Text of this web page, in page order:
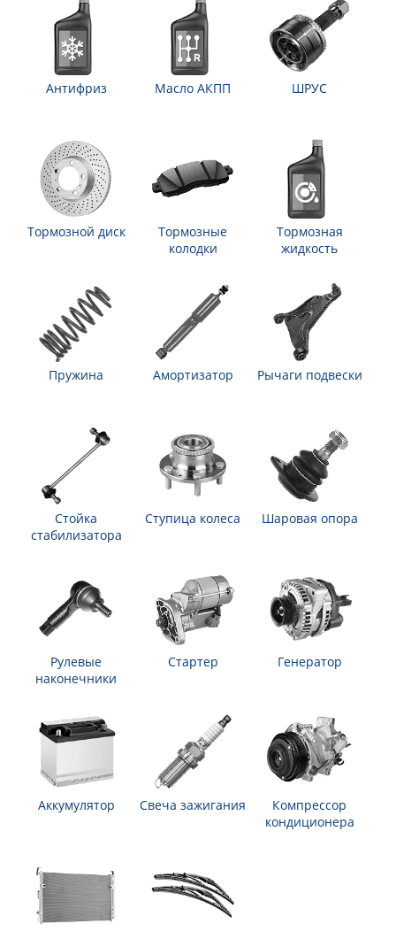
Антифриз Масло АКПП ШРУС
Тормозной диск
Тормозные
колодки
Тормозная
жидкость
Пружина Амортизатор Рычаги подвески
Стойка
стабилизатора
Ступица колеса Шаровая опора
Рулевые
наконечники
Стартер Генератор
Аккумулятор Свеча зажигания
Компрессор
кондиционера